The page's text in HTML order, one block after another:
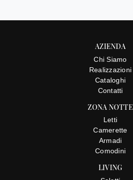
LIVING
ZONA NOTTE
Letti
Camerette
Armadi
Comodini
AZIENDA
Chi Siamo
Realizzazioni
Cataloghi
Contatti